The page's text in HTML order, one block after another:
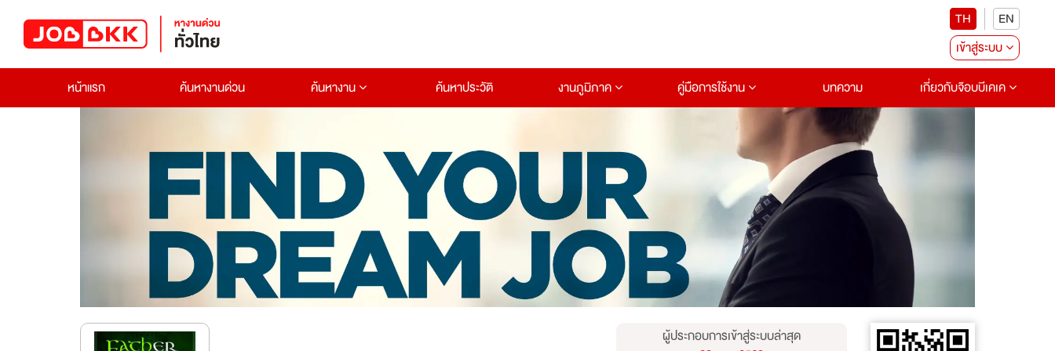
TH
EN
เข้าสู่ระบบ
หน้าแรก
ค้นหางานด่วน ค้นหางาน ค้นหาประวัติ งานภูมิภาค คู่มือการใช้งาน บทความ เกี่ยวกับจ๊อบบีเคเค
ผู้ประกอบการเข้าสู่ระบบล่าสุด